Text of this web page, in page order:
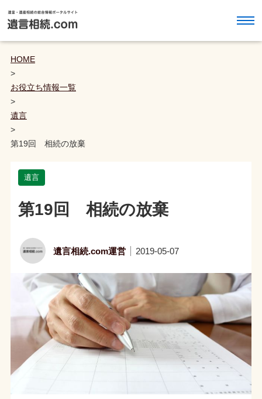
HOME
>
お役立ち情報一覧
>
遺言
>
第19回 相続の放棄
遺言
第19回 相続の放棄
遺言相続.com運営 2019-05-07